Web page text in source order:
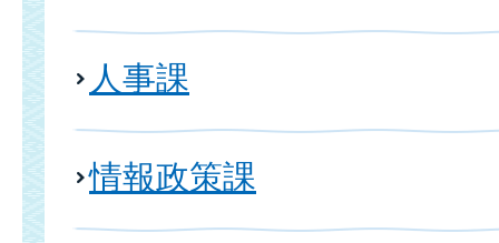
人事課
情報政策課